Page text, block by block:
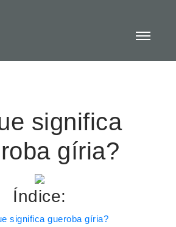
significa
gíria?
Índice:
significa gueroba gíria?